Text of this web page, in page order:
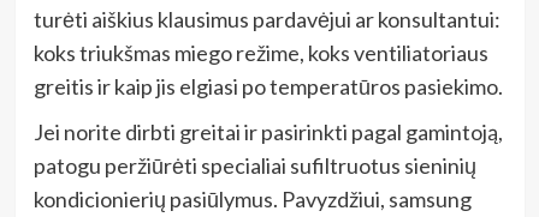
turėti aiškius klausimus pardavėjui ar konsultantui:
koks triukšmas miego režime, koks ventiliatoriaus
greitis ir kaip jis elgiasi po temperatūros pasiekimo.
Jei norite dirbti greitai ir pasirinkti pagal gamintoją,
patogu peržiūrėti specialiai sufiltruotus sieninių
kondicionierių pasiūlymus. Pavyzdžiui, samsung